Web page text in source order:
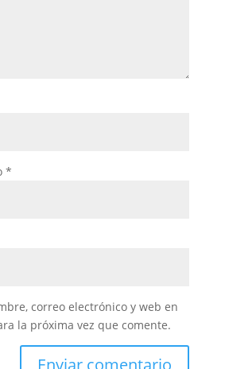
*
correo electrónico y web en
la próxima vez que comente.